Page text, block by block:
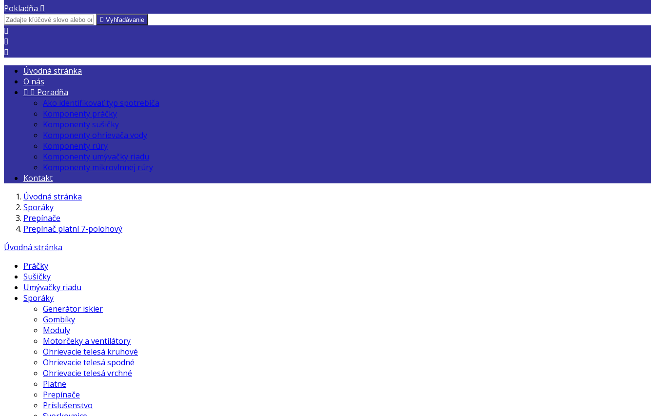
Pokladňa 
 Vyhľadávanie



Úvodná stránka
O nás
  Poradňa
Ako identifikovať typ spotrebiča
Komponenty práčky
Komponenty sušičky
Komponenty ohrievača vody
Komponenty rúry
Komponenty umývačky riadu
Komponenty mikrovlnnej rúry
Kontakt
Úvodná stránka
Sporáky
Prepínače
Prepínač platní 7-polohový
Úvodná stránka
Práčky
Sušičky
Umývačky riadu
Sporáky
Generátor iskier
Gombíky
Moduly
Motorčeky a ventilátory
Ohrievacie telesá kruhové
Ohrievacie telesá spodné
Ohrievacie telesá vrchné
Platne
Prepínače
Príslušenstvo